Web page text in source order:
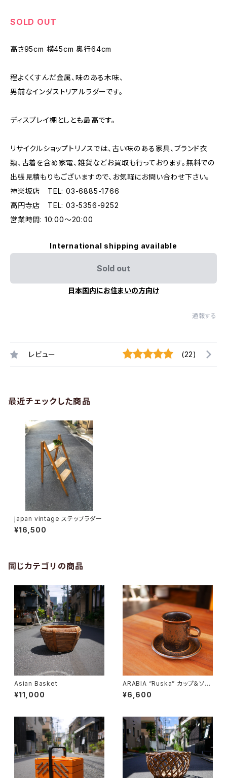
SOLD OUT
高さ95cm 横45cm 奥行64cm
程よくくすんだ金属、味のある木味、
男前なインダストリアルラダーです。
ディスプレイ棚としとも最高です。
リサイクルショップトリノスでは、古い味のある家具、ブランド衣
類、古着を含め家電、雑貨などお買取も行っております。無料での
出張見積もりもございますので、お気軽にお問い合わせ下さい。
神楽坂店 TEL: 03-6885-1766
高円寺店 TEL: 03-5356-9252
営業時間: 10:00〜20:00
International shipping available
Sold out
日本国内にお住まいの方向け
通報する
レビュー (22)
最近チェックした商品
japan vintage ステップラダー
¥16,500
同じカテゴリの商品
Asian Basket
¥11,000
ARABIA “Ruska” カップ＆ソー
サー
¥6,600